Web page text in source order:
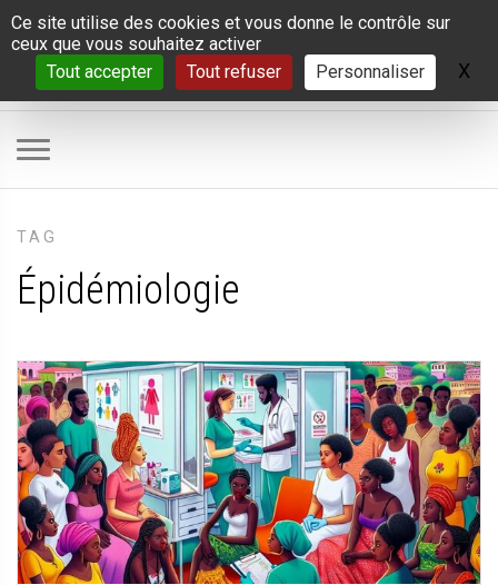
Panneau de gestion des cookies
Ce site utilise des cookies et vous donne le contrôle sur
ceux que vous souhaitez activer
Tout accepter
Tout refuser Personnaliser X
TAG
Épidémiologie